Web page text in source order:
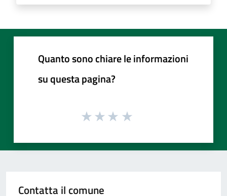
Quanto sono chiare le informazioni
su questa pagina?
Contatta il comune